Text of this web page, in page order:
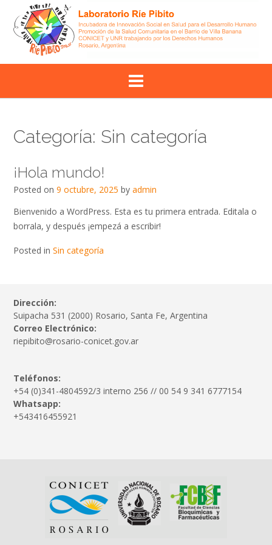
content
Categoría: Sin categoría
¡Hola mundo!
Posted on 9 octubre, 2025 by admin
Bienvenido a WordPress. Esta es tu primera entrada. Editala o
borrala, y después ¡empezá a escribir!
Posted in Sin categoría
Dirección:
Suipacha 531 (2000) Rosario, Santa Fe, Argentina
Correo Electrónico:
riepibito@rosario-conicet.gov.ar
Teléfonos:
+54 (0)341-4804592/3 interno 256 // 00 54 9 341 6777154
Whatsapp:
+543416455921